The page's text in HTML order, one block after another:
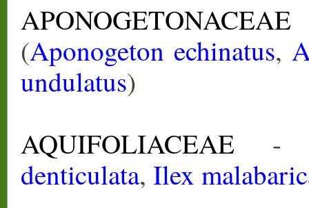
APONOGETONACEAE
(Aponogeton echinatus,
undulatus)
AQUIFOLIACEAE -
denticulata, Ilex